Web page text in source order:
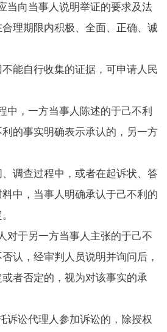
当向当事人说明举证的要求及法
理期限内积极、全面、正确、诚
能自行收集的证据，可申请人民
中，一方当事人陈述的于己不利
的事实明确表示承认的，另一方
调查过程中，或者在起诉状、答
中，当事人明确承认于己不利的
对于另一方当事人主张的于己不
认，经审判人员说明并询问后，
者否定的，视为对该事实的承
诉讼代理人参加诉讼的，除授权